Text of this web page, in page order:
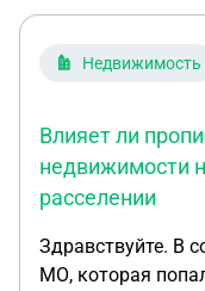
Недвижимость
Влияет ли
недвижимости
расселении
Здравствуйте. В собственности есть квартира в
МО, которая